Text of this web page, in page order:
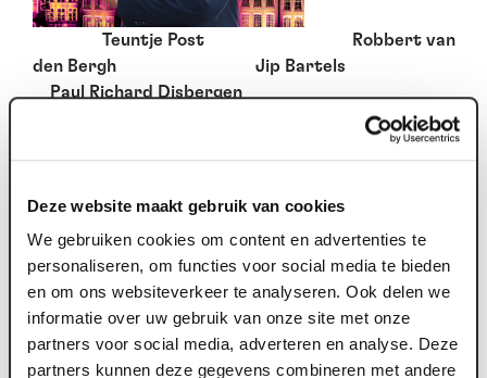
Deze website maakt gebruik van cookies
We gebruiken cookies om content en advertenties te
personaliseren, om functies voor social media te bieden
en om ons websiteverkeer te analyseren. Ook delen we
informatie over uw gebruik van onze site met onze
partners voor social media, adverteren en analyse. Deze
partners kunnen deze gegevens combineren met andere
Teuntje Post Robbert van
den Bergh Jip Bartels
Paul Richard Disbergen
Josien Alternate
Jules Paul